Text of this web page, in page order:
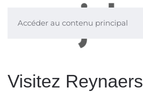
Accéder au contenu principal
Visitez Reynaers